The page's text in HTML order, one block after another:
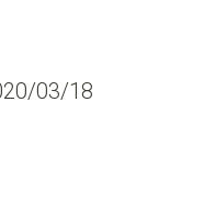
03/18